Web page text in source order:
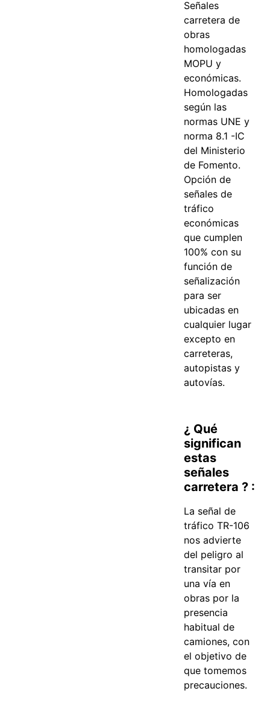
Señales
carretera de
obras
homologadas
MOPU y
económicas.
Homologadas
según las
normas UNE y
norma 8.1 -IC
del Ministerio
de Fomento.
Opción de
señales de
tráfico
económicas
que cumplen
100% con su
función de
señalización
para ser
ubicadas en
cualquier lugar
excepto en
carreteras,
autopistas y
autovías.
¿ Qué
significan
estas
señales
carretera ? :
La señal de
tráfico TR-106
nos advierte
del peligro al
transitar por
una vía en
obras por la
presencia
habitual de
camiones, con
el objetivo de
que tomemos
precauciones.